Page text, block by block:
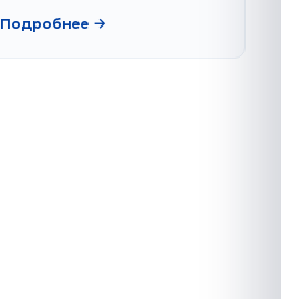
Подробнее →